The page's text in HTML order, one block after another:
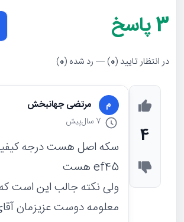
3پاسخ
در انتظار تایید (0) — رد شده (0
)
4
م مرتضی جهانبخش
7 سال پیش
سکه اصل هست درجه
ef45 هست
ولی نکته جالب این است
معلومه دوست عزیزمان